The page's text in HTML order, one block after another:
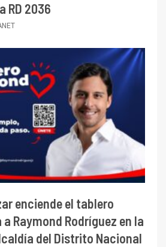
RD 2036
enciende el tablero
Raymond Rodríguez en la
del Distrito Nacional